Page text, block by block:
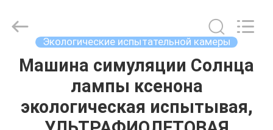
ДОМ
ПРОДУКТЫ
Technology
Reserved.
Экологические испытательной камеры
Машина симуляции Солнца
лампы ксенона
экологическая испытывая,